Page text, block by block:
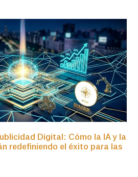
Digital: Cómo la IA y la
redefiniendo el éxito para las